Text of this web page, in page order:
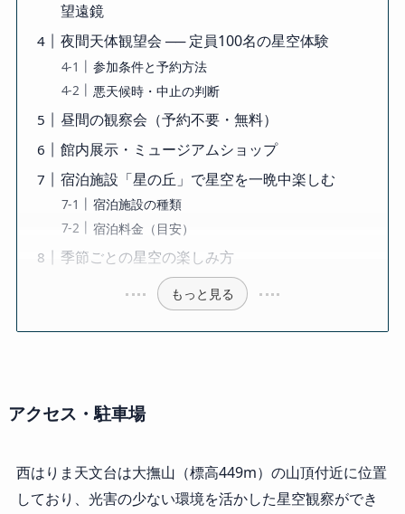
望遠鏡
夜間天体観望会 ── 定員100名の星空体験
参加条件と予約方法
悪天候時・中止の判断
昼間の観察会（予約不要・無料）
館内展示・ミュージアムショップ
宿泊施設「星の丘」で星空を一晩中楽しむ
宿泊施設の種類
宿泊料金（目安）
季節ごとの星空の楽しみ方
もっと見る
アクセス・駐車場
西はりま天文台は大撫山（標高449m）の山頂付近に位置
しており、光害の少ない環境を活かした星空観察ができ